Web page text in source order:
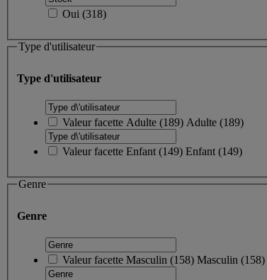
Oui (318)
Type d'utilisateur
Type d'utilisateur
Valeur facette Adulte (189) Adulte (189)
Valeur facette Enfant (149) Enfant (149)
Genre
Genre
Valeur facette Masculin (158) Masculin (158)